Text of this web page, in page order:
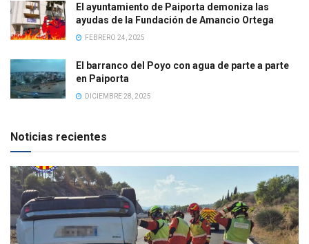
El ayuntamiento de Paiporta demoniza las
ayudas de la Fundación de Amancio Ortega
FEBRERO 24, 2025
El barranco del Poyo con agua de parte a parte
en Paiporta
DICIEMBRE 28, 2025
Noticias recientes